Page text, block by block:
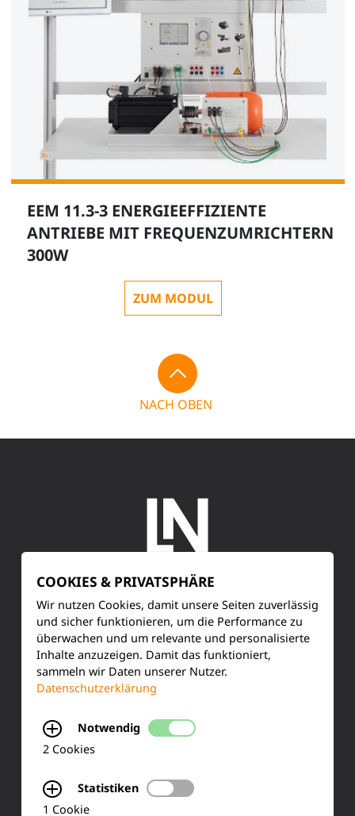
EEM 11.3-3 ENERGIEEFFIZIENTE
ANTRIEBE MIT FREQUENZUMRICHTERN
300W
ZUM MODUL
NACH OBEN
SERVICE
Kundenservice
Produktinformationen
FAQ
COOKIES & PRIVATSPHÄRE
Wir nutzen Cookies, damit unsere Seiten zuverlässig
und sicher funktionieren, um die Performance zu
überwachen und um relevante und personalisierte
Inhalte anzuzeigen. Damit das funktioniert,
sammeln wir Daten unserer Nutzer.
Datenschutzerklärung
Notwendig
2 Cookies
Statistiken
1 Cookie